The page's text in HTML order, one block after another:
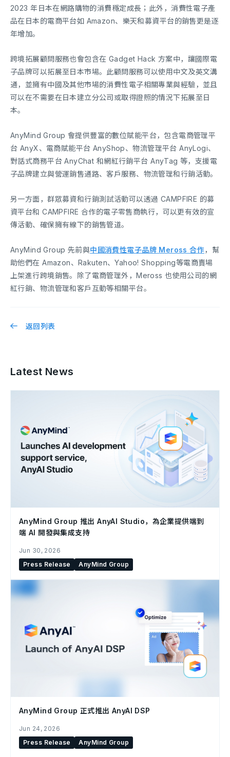
2023 年日本在網路購物的消費穩定成長；此外，消費性電子產
品在日本的電商平台如 Amazon、樂天和募資平台的銷售更是逐
年增加。
跨境拓展顧問服務也會包含在 Gadget Hack 方案中，讓國際電
子品牌可以拓展至日本市場。此顧問服務可以使用中文及英文溝
通，並擁有中國及其他市場的消費性電子相關專業與經驗，並且
可以在不需要在日本建立分公司或取得證照的情況下拓展至日
本。
AnyMind Group 會提供豐富的數位賦能平台，包含電商管理平
台 AnyX、電商賦能平台 AnyShop、物流管理平台 AnyLogi、
對話式商務平台 AnyChat 和網紅行銷平台 AnyTag 等，支援電
子品牌建立與營運銷售通路、客戶服務、物流管理和行銷活動。
另一方面，群眾募資和行銷測試活動可以透過 CAMPFIRE 的募
資平台和 CAMPFIRE 合作的電子零售商執行，可以更有效的宣
傳活動、確保擁有線下的銷售管道。
AnyMind Group 先前與中國消費性電子品牌 Meross 合作，幫
助他們在 Amazon、Rakuten、Yahoo! Shopping等電商賣場
上架進行跨境銷售。除了電商管理外，Meross 也使用公司的網
紅行銷、物流管理和客戶互動等相關平台。
返回列表
Latest News
AnyMind Group 推出 AnyAI Studio，為企業提供端到
端 AI 開發與集成支持
Jun 30, 2026
Press Release
AnyMind Group
AnyMind Group 正式推出 AnyAI DSP
Jun 24, 2026
Press Release
AnyMind Group